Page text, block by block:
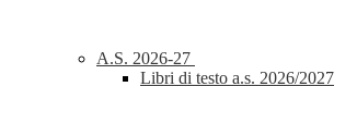
A.S. 2026-27
Libri di testo a.s. 2026/2027